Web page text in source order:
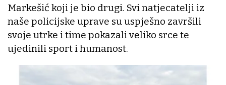
Markešić koji je bio drugi. Svi natjecatelji iz
naše policijske uprave su uspješno završili
svoje utrke i time pokazali veliko srce te
ujedinili sport i humanost.